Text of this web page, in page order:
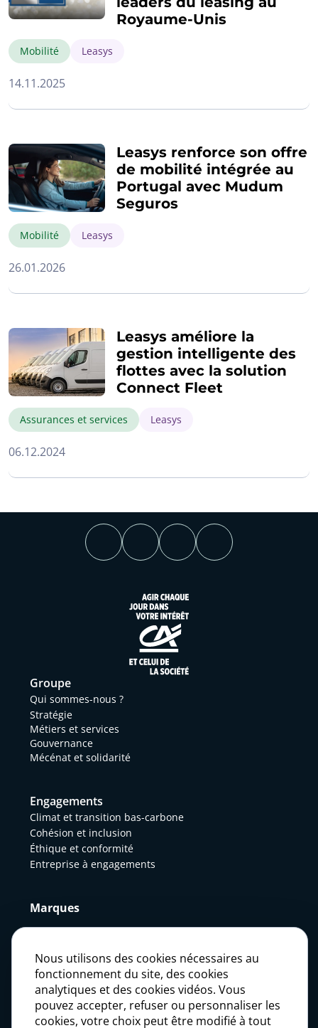
Royaume-Unis
Mobilité Leasys
14.11.2025
Leasys renforce son offre
de mobilité intégrée au
Portugal avec Mudum
Seguros
Mobilité Leasys
26.01.2026
Leasys améliore la
gestion intelligente des
flottes avec la solution
Connect Fleet
Assurances et services Leasys
06.12.2024
Groupe
Qui sommes-nous ?
Stratégie
Métiers et services
Gouvernance
Mécénat et solidarité
Engagements
Climat et transition bas-carbone
Cohésion et inclusion
Éthique et conformité
Entreprise à engagements
Marques
Actualités
Presse
Nous utilisons des cookies nécessaires au
fonctionnement du site, des cookies
analytiques et des cookies vidéos. Vous
pouvez accepter, refuser ou personnaliser les
cookies, votre choix peut être modifié à tout